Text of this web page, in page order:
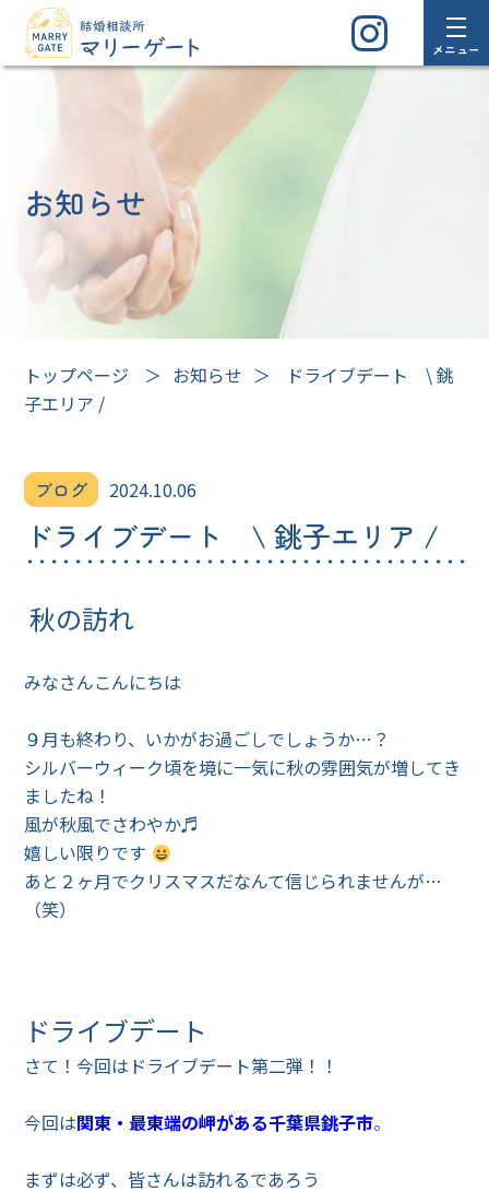
メニュー
お知らせ
トップページ ＞ お知らせ ＞
ドライブデート \ 銚
子エリア /
ブログ 2024.10.06
ドライブデート \ 銚子エリア /
秋の訪れ
みなさんこんにちは
９月も終わり、いかがお過ごしでしょうか…？
シルバーウィーク頃を境に一気に秋の雰囲気が増してき
ましたね！
風が秋風でさわやか♬
嬉しい限りです
あと２ヶ月でクリスマスだなんて信じられませんが…
（笑）
ドライブデート
さて！今回はドライブデート第二弾！！
今回は関東・最東端の岬がある千葉県銚子市。
まずは必ず、皆さんは訪れるであろう